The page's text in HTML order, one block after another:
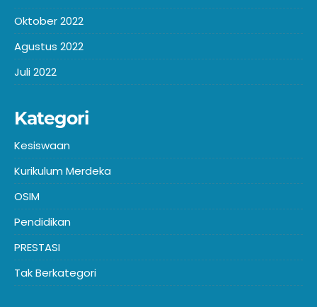
Oktober 2022
Agustus 2022
Juli 2022
Kategori
Kesiswaan
Kurikulum Merdeka
OSIM
Pendidikan
PRESTASI
Tak Berkategori